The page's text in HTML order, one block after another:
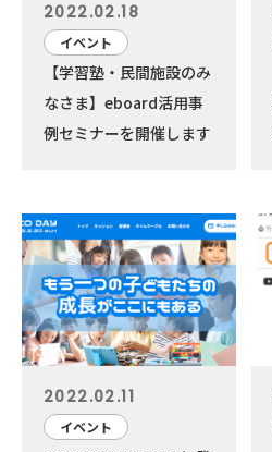
2022.02.18
イベント
【学習塾・民間施設のみ
なさま】eboard活用事
例セミナーを開催します
2022.02.11
イベント